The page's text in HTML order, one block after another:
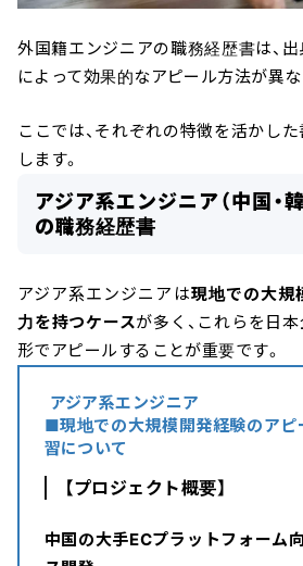
外国籍エンジニアの職務経歴書は、
によって効果的なアピール方法が異な
ここでは、それぞれの特徴を活かし
します。
アジア系エンジニア（中国・
の職務経歴書
アジア系エンジニアは現地での大規
力を持つケースが多く、これらを日
形でアピールすることが重要です。
アジア系エンジニア
■現地での大規模開発経験のアピ
習について
【プロジェクト概要】
中国の大手ECプラットフォーム